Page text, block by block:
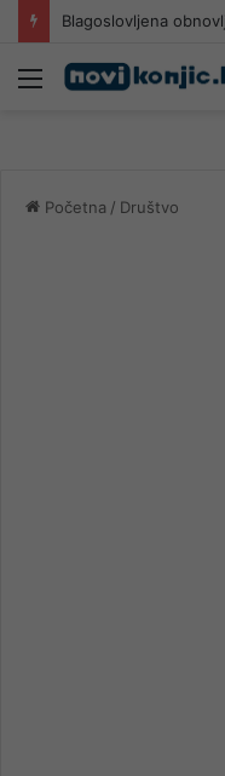
Blagoslovljena
Meni
Početna / Društvo